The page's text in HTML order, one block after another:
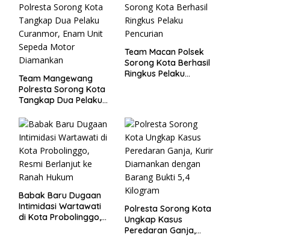
Team Mangewang
Polresta Sorong Kota
Tangkap Dua Pelaku
Sepeda Motor
Diamankan
Team Macan Polsek
Sorong Kota Berhasil
Ringkus Pelaku
Babak Baru Dugaan
Intimidasi Wartawati
di Kota Probolinggo,
Polresta Sorong Kota
Ungkap Kasus
Peredaran Ganja,